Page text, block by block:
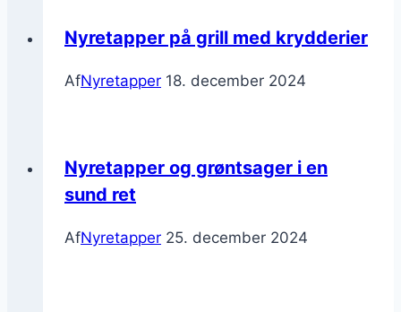
Nyretapper på grill med krydderier
AfNyretapper 18. december 2024
Nyretapper og grøntsager i en
sund ret
AfNyretapper 25. december 2024